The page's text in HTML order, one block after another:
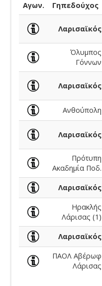
Αγων.
Γηπεδούχος
Λαρισαϊκός
Όλυμπος
Γόννων
Λαρισαϊκός
Ανθούπολη
Λαρισαϊκός
Πρότυπη
Ακαδημία Ποδ.
Λαρισαϊκός
Ηρακλής
Λάρισας (1)
Λαρισαϊκός
ΠΑΟΛ Αβέρωφ
Λάρισας